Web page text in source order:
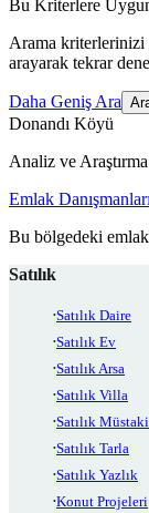
Bu Kriterlere
Arama kriterlerinizi
arayarak tekrar
Daha Geniş Ara
Donandı Köyü
Analiz ve
Emlak
Bu bölgedeki emlak
Satılık
Satılık Daire
Satılık Ev
Satılık Arsa
Satılık Villa
Satılık
Satılık Tarla
Satılık Yazlık
Konut Projeleri